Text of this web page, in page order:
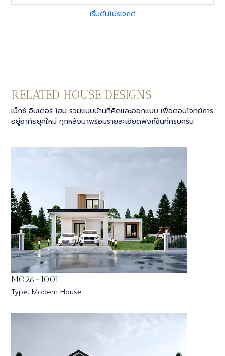
เริ่มต้นโปรเจกต์
RELATED HOUSE DESIGNS
เน็กซ์ อินเตอร์ โฮม รวมแบบบ้านที่คิดและออกแบบ เพื่อตอบโจทย์การ
อยู่อาศัยยุคใหม่ ทุกหลังมาพร้อมรายละเอียดฟังก์ชันที่ครบครัน
MO26-1001
Type: Modern House